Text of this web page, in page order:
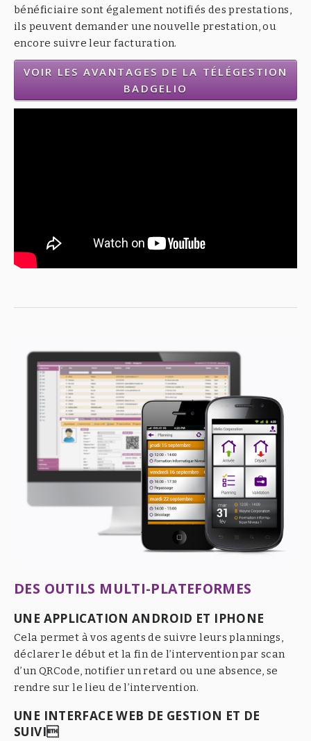
bénéficiaire sont également notifiés des prestations,
ils peuvent demander une nouvelle prestation, ou
encore suivre leur facturation.
VOIR LES AVANTAGES DE LA TÉLÉGESTION
BADGELIO
DES OUTILS MULTI-PLATEFORMES
UNE APPLICATION ANDROID ET IPHONE
Cela permet à vos agents de suivre leurs plannings,
déclarer le début et la fin de l’intervention par scan
d’un QRCode, notifier un retard ou une absence, se
rendre sur le lieu de l’intervention.
UNE INTERFACE WEB DE GESTION ET DE
SUIVI